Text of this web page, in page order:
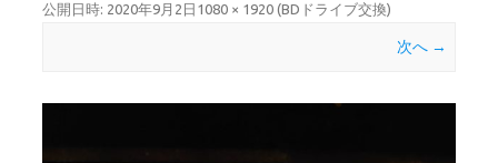
公開日時: 2020年9月2日 1080 × 1920 (BDドライブ交換)
次へ →